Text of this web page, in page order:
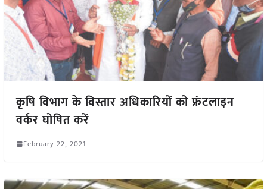
कृषि विभाग के विस्तार अधिकारियों को फ्रंटलाइन
वर्कर घोषित करें
February 22, 2021